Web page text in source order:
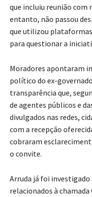
que incluiu reunião com
entanto, não passou
que utilizou
para questionar a
Moradores apontaram
político do ex-
transparência que,
de agentes públicos e
divulgados nas redes,
com a recepção
cobraram
o convite.
Arruda já foi investigado
relacionados à chamada